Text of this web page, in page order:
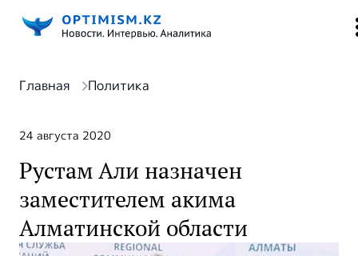
Главная Политика
24 августа 2020
Рустам Али назначен
заместителем акима
Алматинской области